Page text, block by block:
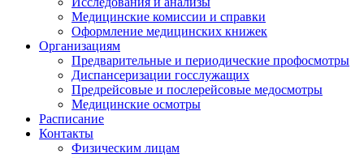
Медицинские комиссии и справки
Оформление медицинских книжек
Организациям
Предварительные и периодические профосмотры
Диспансеризации госслужащих
Предрейсовые и послерейсовые медосмотры
Медицинские осмотры
Расписание
Контакты
Физическим лицам